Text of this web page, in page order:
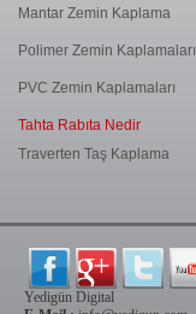
Mantar Zemin Kaplama
Polimer Zemin Kaplamaları
PVC Zemin Kaplamaları
Tahta Rabıta Nedir
Traverten Taş Kaplama
Yedigün Digital